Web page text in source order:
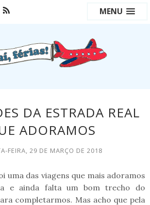
MENU
DA ESTRADA REAL
ADORAMOS
FEIRA, 29 DE MARÇO DE 2018
uma das viagens que mais adoramos
e ainda falta um bom trecho do
completarmos. Mas acho que pela